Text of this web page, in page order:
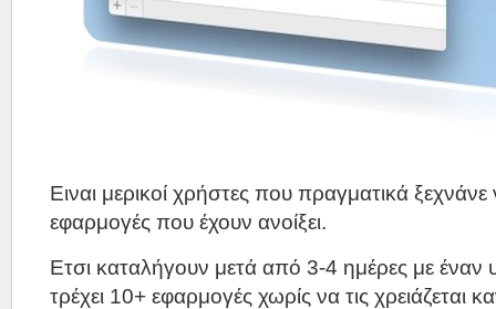
Ειναι μερικοί χρήστες που πραγματικά
εφαρμογές που έχουν ανοίξει.
Ετσι καταλήγουν μετά από 3-4 ημέρες με έναν
τρέχει 10+ εφαρμογές χωρίς να τις χρειάζεται